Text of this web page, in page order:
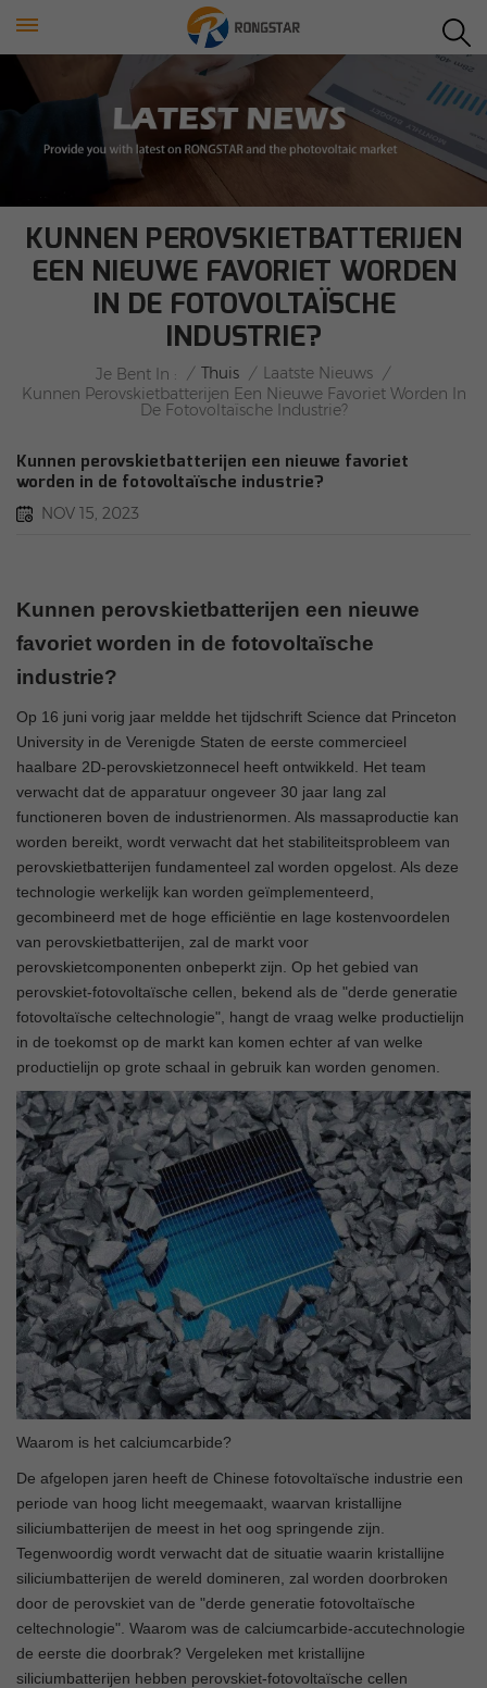
KUNNEN PEROVSKIETBATTERIJEN
EEN NIEUWE FAVORIET WORDEN
IN DE FOTOVOLTAÏSCHE
INDUSTRIE?
Je Bent In : / Thuis / Laatste Nieuws /
Kunnen Perovskietbatterijen Een Nieuwe Favoriet Worden In
De Fotovoltaïsche Industrie?
Kunnen perovskietbatterijen een nieuwe favoriet
worden in de fotovoltaïsche industrie?
NOV 15, 2023
Kunnen perovskietbatterijen een nieuwe
favoriet worden in de fotovoltaïsche
industrie?
Op 16 juni vorig jaar meldde het tijdschrift Science dat Princeton
University in de Verenigde Staten de eerste commercieel
haalbare 2D-perovskietzonnecel heeft ontwikkeld. Het team
verwacht dat de apparatuur ongeveer 30 jaar lang zal
functioneren boven de industrienormen. Als massaproductie kan
worden bereikt, wordt verwacht dat het stabiliteitsprobleem van
perovskietbatterijen fundamenteel zal worden opgelost. Als deze
technologie werkelijk kan worden geïmplementeerd,
gecombineerd met de hoge efficiëntie en lage kostenvoordelen
van perovskietbatterijen, zal de markt voor
perovskietcomponenten onbeperkt zijn. Op het gebied van
perovskiet-fotovoltaïsche cellen, bekend als de "derde generatie
fotovoltaïsche celtechnologie", hangt de vraag welke productielijn
in de toekomst op de markt kan komen echter af van welke
productielijn op grote schaal in gebruik kan worden genomen.
Waarom is het calciumcarbide?
De afgelopen jaren heeft de Chinese fotovoltaïsche industrie een
periode van hoog licht meegemaakt, waarvan kristallijne
siliciumbatterijen de meest in het oog springende zijn.
Tegenwoordig wordt verwacht dat de situatie waarin kristallijne
siliciumbatterijen de wereld domineren, zal worden doorbroken
door de perovskiet van de "derde generatie fotovoltaïsche
celtechnologie". Waarom was de calciumcarbide-accutechnologie
de eerste die doorbrak? Vergeleken met kristallijne
siliciumbatterijen hebben perovskiet-fotovoltaïsche cellen